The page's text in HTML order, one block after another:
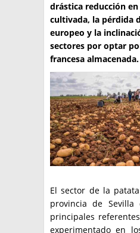
PRODUCCION
CLASIFICADOS
INTERES GENERAL
LA PAPA
RESOLUCIONES Y
ENLACES
ARGENPAPA
PUBLICIDAD
QUIENES SOMOS
CONTACTO
BUSCAR NOTICIAS
drástica reducción
cultivada, la pérdida
europeo y la
sectores por optar
francesa almacenada.
El sector de la
provincia de
principales
experimentado en